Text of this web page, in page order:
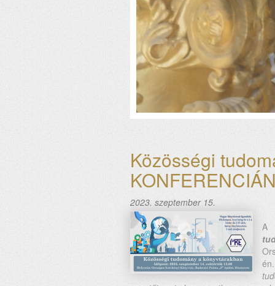
Közösségi
2023. szeptember 15.
A